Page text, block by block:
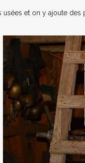
et on y ajoute des